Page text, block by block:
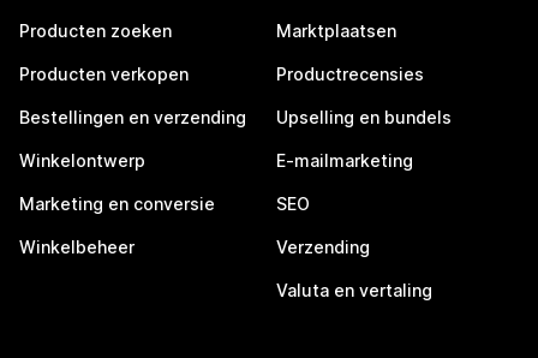
Producten zoeken
Producten verkopen
Bestellingen en verzending
Winkelontwerp
Marketing en conversie
Winkelbeheer
Marktplaatsen
Productrecensies
Upselling en bundels
E-mailmarketing
SEO
Verzending
Valuta en vertaling